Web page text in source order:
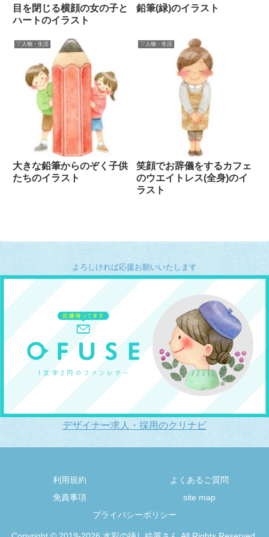
目を閉じる横顔の女の子と
ハートのイラスト
鉛筆(緑)のイラスト
▽人物・生活
大きな鉛筆からのぞく子供
たちのイラスト
▽人物・生活
笑顔でお辞儀をするカフェ
のウエイトレス(全身)のイ
ラスト
よろしければ応援お願いいたします
デザイナー求人・採用のクリナビ
利用規約
よくあるご質問
免責事項
site map
プライバシーポリシー